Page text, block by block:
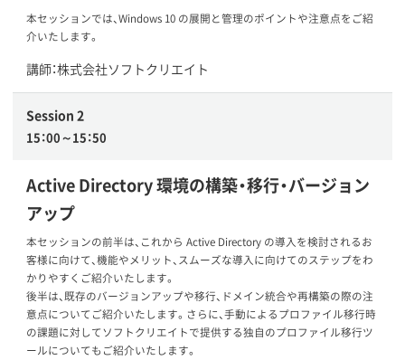
本セッションでは、Windows 10 の展開と管理のポイントや注意点をご紹
介いたします。
講師：株式会社ソフトクリエイト
Session 2
15：00～15：50
Active Directory 環境の構築・移行・バージョン
アップ
本セッションの前半は、これから Active Directory の導入を検討されるお
客様に向けて、機能やメリット、スムーズな導入に向けてのステップをわ
かりやすくご紹介いたします。
後半は、既存のバージョンアップや移行、ドメイン統合や再構築の際の注
意点についてご紹介いたします。さらに、手動によるプロファイル移行時
の課題に対してソフトクリエイトで提供する独自のプロファイル移行ツ
ールについてもご紹介いたします。